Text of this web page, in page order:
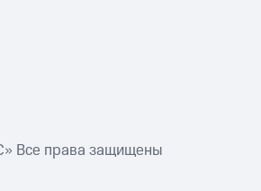
Все права защищены